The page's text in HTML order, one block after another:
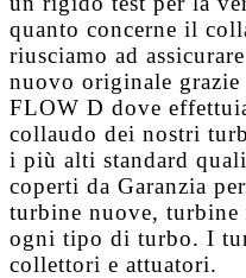
quanto concerne il
riusciamo ad
nuovo originale grazie
FLOW D dove
collaudo dei nostri
i più alti standard
coperti da Garanzia
turbine nuove, turbine
ogni tipo di turbo. I
collettori e attuatori.